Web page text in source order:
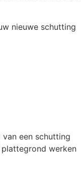
nieuwe schutting
een schutting
plattegrond werken